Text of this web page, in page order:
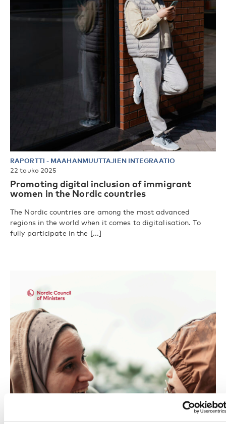
RAPORTTI - MAAHANMUUTTAJIEN INTEGRAATIO
22 touko 2025
Promoting digital inclusion of immigrant
women in the Nordic countries
The Nordic countries are among the most advanced
regions in the world when it comes to digitalisation. To
fully participate in the [...]